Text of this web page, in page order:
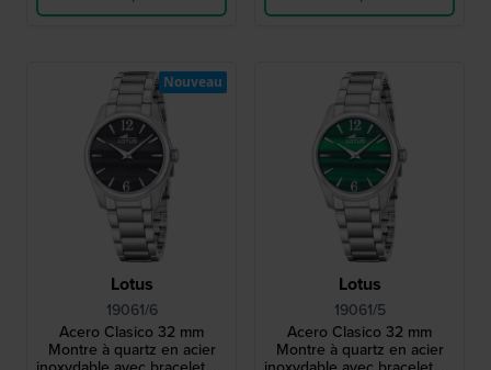
Lotus
19061/6
Acero Clasico 32 mm
Montre à quartz en acier
Nouveau
Lotus
19061/5
Acero Clasico 32 mm
Montre à quartz en acier